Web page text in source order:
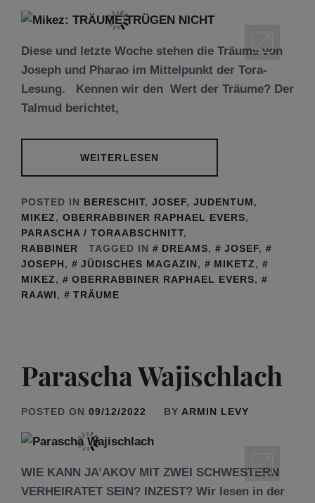
Diese und letzte Woche stehen die Träume von
Joseph und Pharao im Mittelpunkt der Tora-
Lesung. Kennen wir den Wert der Träume? Der
Talmud berichtet,
WEITERLESEN
POSTED IN BERESCHIT, JOSEF, JUDENTUM,
MIKEZ, OBERRABBINER RAPHAEL EVERS,
PARASCHA / TORAABSCHNITT,
RABBINER
TAGGED IN DREAMS, JOSEF,
JOSEPH, JÜDISCHES MAGAZIN, MIKETZ,
MIKEZ, OBERRABBINER RAPHAEL EVERS,
RAAWI, TRÄUME
Parascha Wajischlach
POSTED ON 09/12/2022 BY ARMIN LEVY
WIE KANN JA’AKOV MIT ZWEI SCHWESTERN
VERHEIRATET SEIN? INZEST? Wir lesen in der